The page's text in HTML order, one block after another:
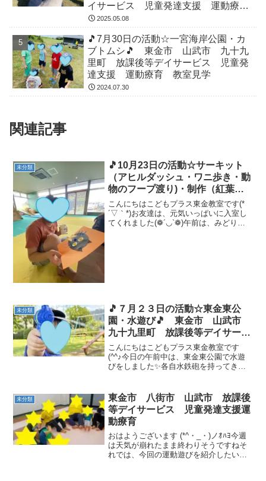
イサービス 児童発達支援 運動療
育 教室見学
2025.05.08
🎵7月30日の活動☆一宮海岸公園・カ
ブトムシ🎵 東金市 山武市 九十九
里町 放課後等デイサービス 児童発
達支援 運動療育 教室見学
2024.07.30
関連記事
未分類
🎵10月23日の活動☆サーキット
（アヒルダッシュ・ワニ歩き・動
物のフープ渡り)・制作（紅葉）
🎵 東金市 山武市 九十九里
町 放課後等デイサービス 児童
発達支援 運動療育 教室見学
こんにちはこどもプラス東金教室です(*
´▽｀*)お友達は、元気いっぱいに入室し
てくれました(❁´◡`❁)午前は、みどりが
未分類
🎵７月２３日の活動☆東金東公
園・水遊び🎵 東金市 山武市
九十九里町 放課後等デイサービ
ス 児童発達支援 運動療育 教
室見学
こんにちはこどもプラス東金教室です
(^^♪今日の午前中は、東金東公園で水遊
びをしました✨各自水鉄砲を持ってきて
ブトムシ＆かき氷の様子🌟 また明日も元
気に会いまし...
未分類
東金市 八街市 山武市 放課後
等デイサービス 児童発達支援運
動療育
おはようございます (*^・_・)ノｵﾊﾖ今週
は天気が崩れたまま終わりそうですねそ
れでは、今回の運動遊びを紹介したいと